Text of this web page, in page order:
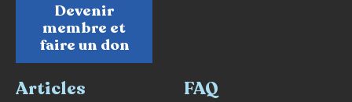
Devenir
membre et
faire un don
Articles
FAQ